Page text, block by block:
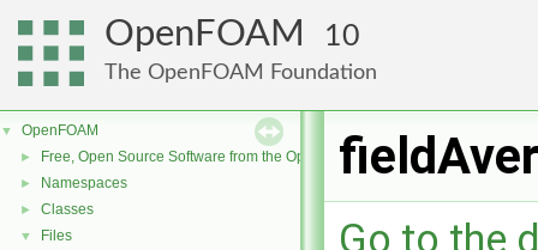
OpenFOAM 10
The OpenFOAM Foundation
▼ OpenFOAM
► Free, Open Source Software from the OpenFOAM Foundation
► Namespaces
► Classes
▼ Files Go to the